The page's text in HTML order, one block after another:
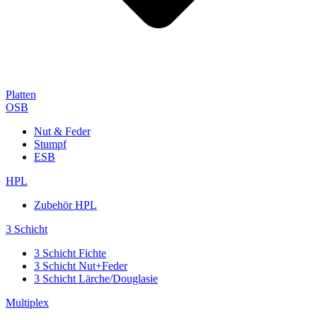
Platten
OSB
Nut & Feder
Stumpf
ESB
HPL
Zubehör HPL
3 Schicht
3 Schicht Fichte
3 Schicht Nut+Feder
3 Schicht Lärche/Douglasie
Multiplex